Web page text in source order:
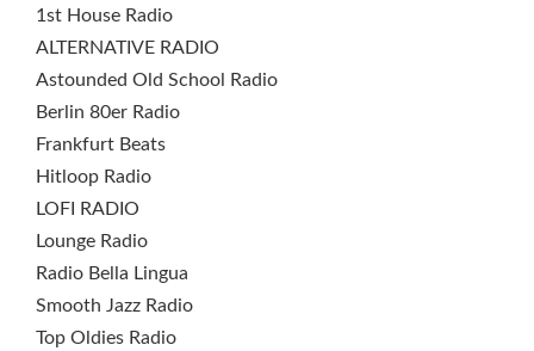
1st House Radio
ALTERNATIVE RADIO
Astounded Old School Radio
Berlin 80er Radio
Frankfurt Beats
Hitloop Radio
LOFI RADIO
Lounge Radio
Radio Bella Lingua
Smooth Jazz Radio
Top Oldies Radio